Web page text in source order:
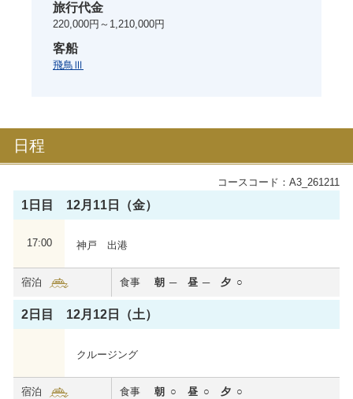
旅行代金
220,000円～1,210,000円
客船
飛鳥Ⅲ
飛鳥Ⅲ
これぞ世界に誇る新たな日本の客船。全室バルコニー
付き、6つのダイニングなど、お一人おひとりに“最幸
心からくつろいでいただける居住性を重視した船内で
特別な洋上体験をお届けいたします。
日程
コースコード：A3_261211
1日目 12月11日（金）
17:00 神戸 出港
宿泊 食事 朝 昼 夕
2日目 12月12日（土）
クルージング
宿泊 食事 朝 昼 夕